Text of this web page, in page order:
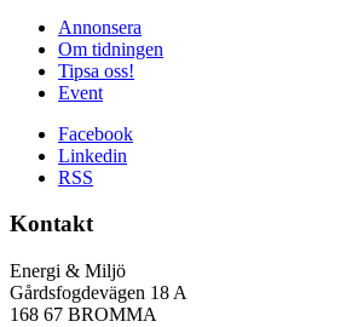
Annonsera
Om tidningen
Tipsa oss!
Event
Facebook
Linkedin
RSS
Kontakt
Energi & Miljö
Gårdsfogdevägen 18 A
168 67 BROMMA